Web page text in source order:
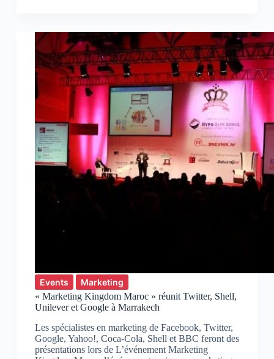
keynotes
à
ne
pas
rater
Events
Marketing
« Marketing Kingdom Maroc » réunit Twitter, Shell,
Unilever et Google à Marrakech
Les spécialistes en marketing de Facebook, Twitter,
Google, Yahoo!, Coca-Cola, Shell et BBC feront des
présentations lors de L’événement Marketing